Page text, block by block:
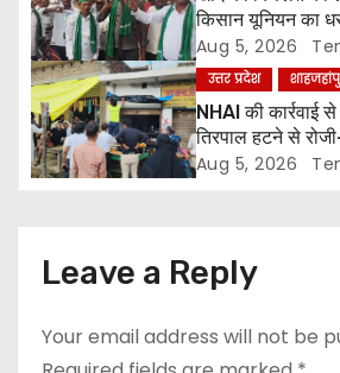
o
n
किसान यूनियन का
Aug 5, 2026
उत्तर प्रदेश
NHAI की कार्रवाई से
तिरपाल हटने से
Aug 5, 2026
Leave a Reply
Your email address will not be